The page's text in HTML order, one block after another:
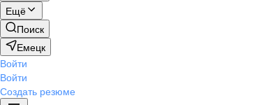
Ещё
Поиск
Емецк
Войти
Войти
Создать резюме